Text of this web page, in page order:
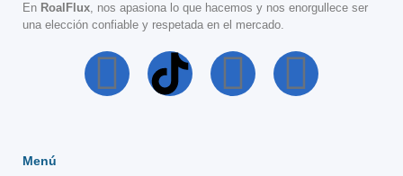
En RoalFlux, nos apasiona lo que hacemos y nos enorgullece ser
una elección confiable y respetada en el mercado.
Menú